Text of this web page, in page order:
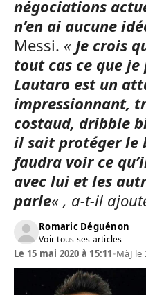
négociations
n’en ai aucune
Messi. « Je crois
tout cas ce que je
Lautaro est un
impressionnant,
costaud, dribble
il sait protéger le
faudra voir ce
avec lui et les
parle« , a-t-il
Romaric Déguénon
Voir tous ses articles
Le 15 mai 2020 à 15:11•MàJ le